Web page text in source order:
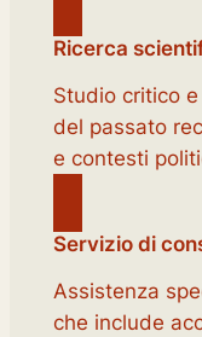
Ricerca
Studio critico
del passato
e contesti
Servizio di
Assistenza
che include